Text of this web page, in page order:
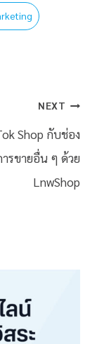
NEXT
Shop กับช่อง
รขายอื่น ๆ ด้วย
LnwShop